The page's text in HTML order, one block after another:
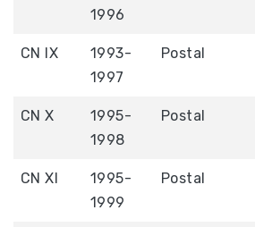
1996
CN IX
1993-
1997
Postal
CN X
1995-
1998
Postal
CN XI
1995-
1999
Postal